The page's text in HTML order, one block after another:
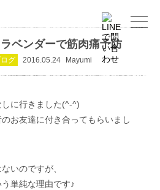
ベンダーで筋肉痛予防
グ 2016.05.24 Mayumi
に行きました(^-^)
お友達に付き合ってもらいまし
いのですが、
単純な理由です♪